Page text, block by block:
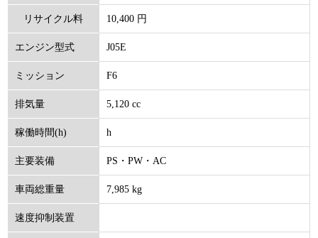
リサイクル料
(円)
10,400 円
エンジン型式 J05E
ミッション F6
排気量 5,120 cc
稼働時間(h) h
主要装備 PS・PW・AC
車両総重量 7,985 kg
速度抑制装置